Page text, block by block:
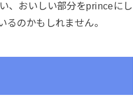
、おいしい部分をprinceにし
のかもしれません。